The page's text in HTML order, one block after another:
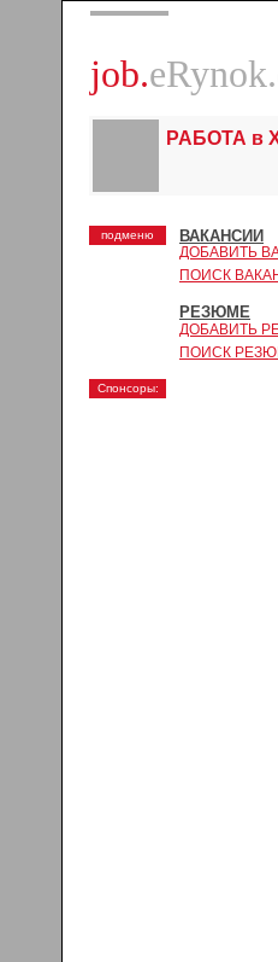
job.
РАБОТА в
подменю ВАКАНСИИ
ДОБАВИТЬ
ПОИСК
РЕЗЮМЕ
ДОБАВИТЬ
ПОИСК
Спонсоры: